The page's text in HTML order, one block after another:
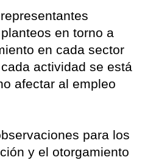
en torno a
en cada sector
actividad se está
afectar al empleo
para los
y el otorgamiento